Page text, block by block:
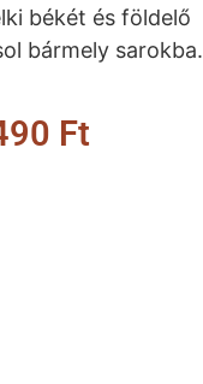
békét és földelő
bármely sarokba.
Ft